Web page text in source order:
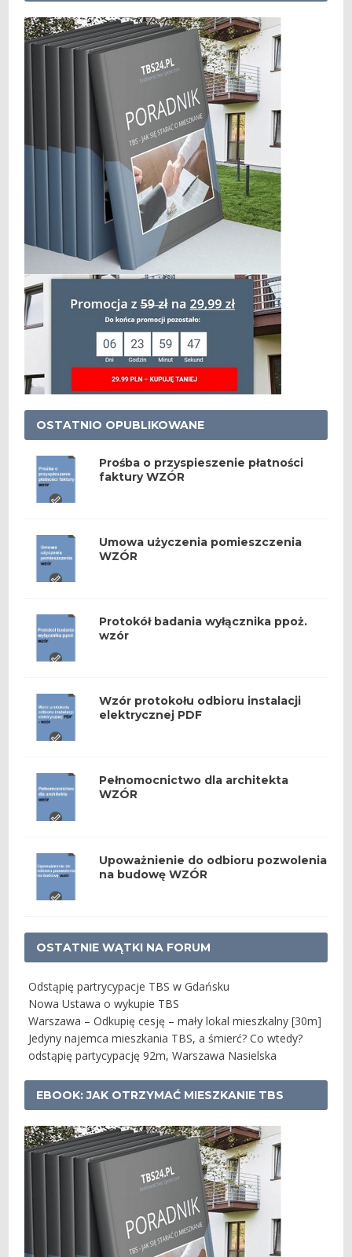
OSTATNIO OPUBLIKOWANE
Prośba o przyspieszenie płatności
faktury WZÓR
Umowa użyczenia pomieszczenia
WZÓR
Protokół badania wyłącznika ppoż.
wzór
Wzór protokołu odbioru instalacji
elektrycznej PDF
Pełnomocnictwo dla architekta
WZÓR
Upoważnienie do odbioru pozwolenia
na budowę WZÓR
OSTATNIE WĄTKI NA FORUM
Odstąpię partrycypacje TBS w Gdańsku
Nowa Ustawa o wykupie TBS
Warszawa – Odkupię cesję – mały lokal mieszkalny [30m]
Jedyny najemca mieszkania TBS, a śmierć? Co wtedy?
odstąpię partycypację 92m, Warszawa Nasielska
EBOOK: JAK OTRZYMAĆ MIESZKANIE TBS